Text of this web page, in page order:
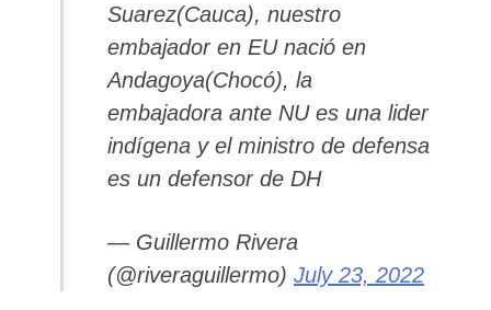
Suarez(Cauca), nuestro
embajador en EU nació en
Andagoya(Chocó), la
embajadora ante NU es una lider
indígena y el ministro de defensa
es un defensor de DH
— Guillermo Rivera
(@riveraguillermo) July 23, 2022